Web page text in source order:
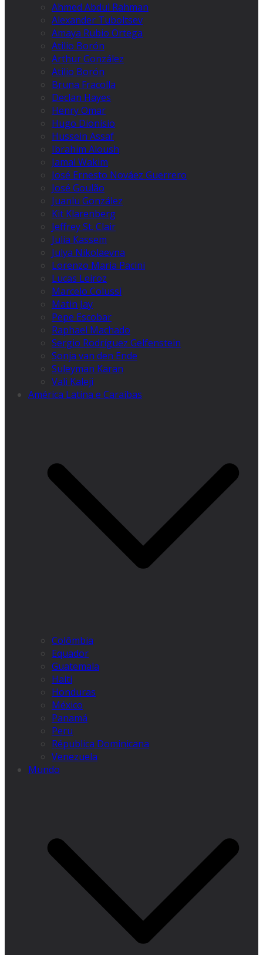
Ahmed Abdul Rahman
Alexander Tuboltsev
Amaya Rubio Ortega
Atilio Borón
Arthur González
Atilio Borón
Bruna Fracolla
Declan Hayes
Henry Omar
Hugo Dionísio
Hussein Assaf
Ibrahim Aloush
Jamal Wakim
José Ernesto Nováez Guerrero
José Goulão
Juanlu González
Kit Klarenberg
Jeffrey St. Clair
Julia Kassem
Julya Nikolaevna
Lorenzo Maria Pacini
Lucas Leiroz
Marcelo Colussi
Matin Jay
Pepe Escobar
Raphael Machado
Sergio Rodríguez Gelfenstein
Sonja van den Ende
Suleyman Karan
Vali Kaleji
América Latina e Caraíbas
Colômbia
Equador
Guatemala
Haiti
Honduras
México
Panamá
Peru
Républica Dominicana
Venezuela
Mundo